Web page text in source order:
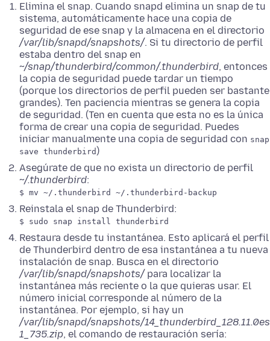
Elimina el snap. Cuando snapd elimina un snap de tu
sistema, automáticamente hace una copia de
seguridad de ese snap y la almacena en el directorio
/var/lib/snapd/snapshots/. Si tu directorio de perfil
estaba dentro del snap en
~/snap/thunderbird/common/.thunderbird, entonces
la copia de seguridad puede tardar un tiempo
(porque los directorios de perfil pueden ser bastante
grandes). Ten paciencia mientras se genera la copia
de seguridad. (Ten en cuenta que esta no es la única
forma de crear una copia de seguridad. Puedes
iniciar manualmente una copia de seguridad con snap
save thunderbird )
Asegúrate de que no exista un directorio de perfil
~/.thunderbird:
$ mv ~/.thunderbird ~/.thunderbird-backup
Reinstala el snap de Thunderbird:
$ sudo snap install thunderbird
Restaura desde tu instantánea. Esto aplicará el perfil
de Thunderbird dentro de esa instantánea a tu nueva
instalación de snap. Busca en el directorio
/var/lib/snapd/snapshots/para localizar la
instantánea más reciente o la que quieras usar. El
número inicial corresponde al número de la
instantánea. Por ejemplo, si hay un
/var/lib/snapd/snapshots/
1_735.zip, el comando de restauración sería: